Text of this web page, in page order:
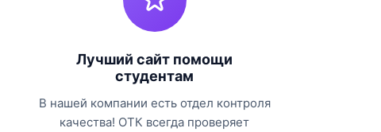
Лучший сайт помощи
студентам
В нашей компании есть отдел контроля
качества! ОТК всегда проверяет